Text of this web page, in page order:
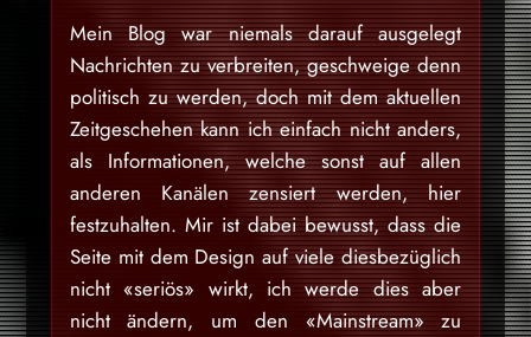
Mein Blog war niemals darauf ausgelegt
Nachrichten zu verbreiten, geschweige denn
politisch zu werden, doch mit dem aktuellen
Zeitgeschehen kann ich einfach nicht anders,
als Informationen, welche sonst auf allen
anderen Kanälen zensiert werden, hier
festzuhalten. Mir ist dabei bewusst, dass die
Seite mit dem Design auf viele diesbezüglich
nicht «seriös» wirkt, ich werde dies aber
nicht ändern, um den «Mainstream» zu